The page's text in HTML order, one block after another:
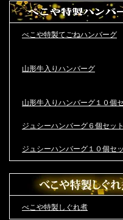
べこや特製てごねハンバーグ
山形牛入りハンバーグ
山形牛入りハンバーグ１０個
ジュシーハンバーグ６個セット
ジュシーハンバーグ１０個セ
べこや特製しぐれ煮